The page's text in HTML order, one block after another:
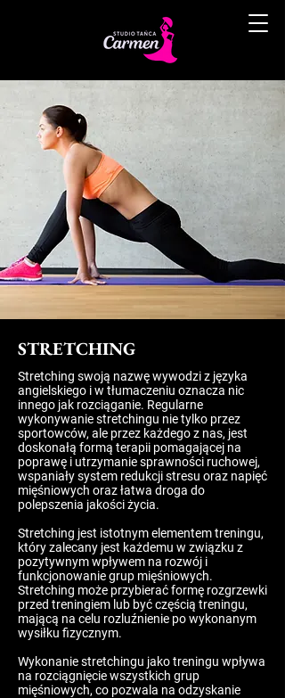
STRETCHING
Stretching swoją nazwę wywodzi z języka
angielskiego i w tłumaczeniu oznacza nic
innego jak rozciąganie. Regularne
wykonywanie stretchingu nie tylko przez
sportowców, ale przez każdego z nas, jest
doskonałą formą terapii pomagającej na
poprawę i utrzymanie sprawności ruchowej,
wspaniały system redukcji stresu oraz napięć
mięśniowych oraz łatwa droga do
polepszenia jakości życia.
Stretching jest istotnym elementem treningu,
który zalecany jest każdemu w związku z
pozytywnym wpływem na rozwój i
funkcjonowanie grup mięśniowych.
Stretching może przybierać formę rozgrzewki
przed treningiem lub być częścią treningu,
mającą na celu rozluźnienie po wykonanym
wysiłku fizycznym.
Wykonanie stretchingu jako treningu wpływa
na rozciągnięcie wszystkich grup
mięśniowych, co pozwala na odzyskanie